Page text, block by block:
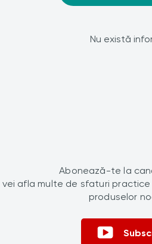
Nu există
Abonează-te la
vei afla multe de sfaturi
produselor